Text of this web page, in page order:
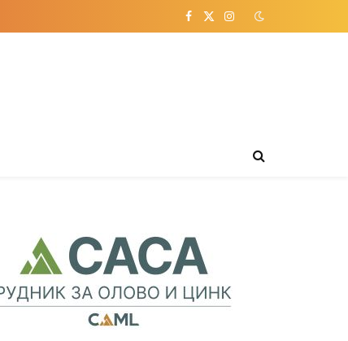
Facebook
X
Instagram